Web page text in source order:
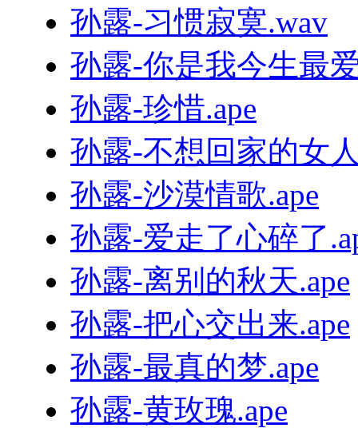
孙露-习惯寂寞.wav
孙露-你是我今生最
孙露-珍惜.ape
孙露-不想回家的女
孙露-沙漠情歌.ape
孙露-爱走了心碎了
孙露-离别的秋天.ape
孙露-把心交出来.ape
孙露-最真的梦.ape
孙露-黄玫瑰.ape